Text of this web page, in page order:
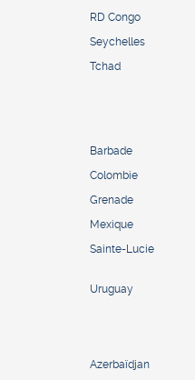
RD Congo
Seychelles
Tchad
Barbade
Colombie
Grenade
Mexique
Sainte-Lucie
Uruguay
Azerbaïdjan